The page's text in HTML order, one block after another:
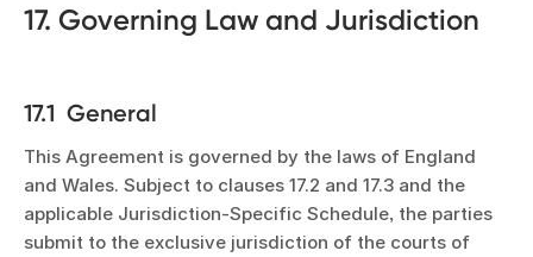
17. Governing Law and Jurisdiction
17.1 General
This Agreement is governed by the laws of England
and Wales. Subject to clauses 17.2 and 17.3 and the
applicable Jurisdiction-Specific Schedule, the parties
submit to the exclusive jurisdiction of the courts of